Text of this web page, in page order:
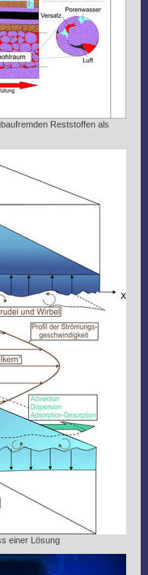
Reststoffen als
einer Lösung